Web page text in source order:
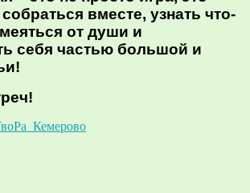
вместе, узнать что-
от души и
себя частью большой и